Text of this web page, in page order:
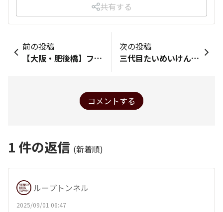
共有する
前の投稿
【大阪・肥後橋】フェスティバール＆ビアホール
次の投稿
三代目たいめいけん上野店
コメントする
1 件の返信 (新着順)
ループトンネル
2025/09/01 06:47